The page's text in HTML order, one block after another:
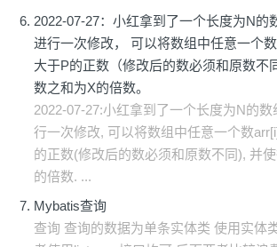
2022-07-27：小红拿到了一个长度为N的
进行一次修改， 可以将数组中任意一个
大于P的正数（修改后的数必须和原数不
数之和为X的倍数。
2022-07-27:小红拿到了一个长度为N的数
行一次修改, 可以将数组中任意一个数
的正数(修改后的数必须和原数不同), 并
的倍数. ...
Mybatis查询
查询 查询的数据为单条实体类 使用实体